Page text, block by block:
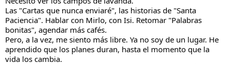
Las "Cartas que nunca enviaré", las historias de "Santa
Paciencia". Hablar con Mirlo, con Isi. Retomar "Palabras
bonitas", agendar más cafés.
Pero, a la vez, me siento más libre. Ya no soy de un lugar. He
aprendido que los planes duran, hasta el momento que la
vida los cambia.